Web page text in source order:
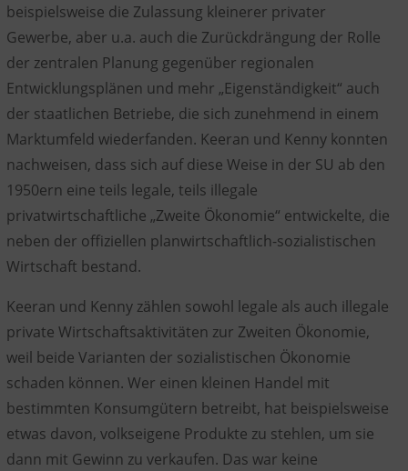
beispielsweise die Zulassung kleinerer privater
Gewerbe, aber u.a. auch die Zurückdrängung der Rolle
der zentralen Planung gegenüber regionalen
Entwicklungsplänen und mehr „Eigenständigkeit“ auch
der staatlichen Betriebe, die sich zunehmend in einem
Marktumfeld wiederfanden. Keeran und Kenny konnten
nachweisen, dass sich auf diese Weise in der SU ab den
1950ern eine teils legale, teils illegale
privatwirtschaftliche „Zweite Ökonomie“ entwickelte, die
neben der offiziellen planwirtschaftlich-sozialistischen
Wirtschaft bestand.
Keeran und Kenny zählen sowohl legale als auch illegale
private Wirtschaftsaktivitäten zur Zweiten Ökonomie,
weil beide Varianten der sozialistischen Ökonomie
schaden können. Wer einen kleinen Handel mit
bestimmten Konsumgütern betreibt, hat beispielsweise
etwas davon, volkseigene Produkte zu stehlen, um sie
dann mit Gewinn zu verkaufen. Das war keine